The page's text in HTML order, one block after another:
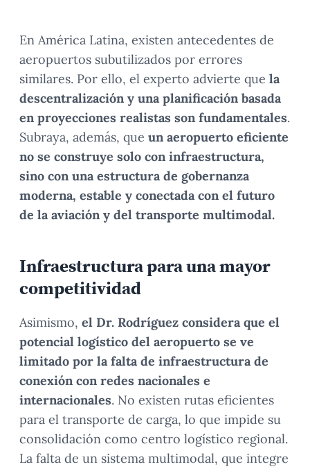
En América Latina, existen antecedentes de
aeropuertos subutilizados por errores
similares. Por ello, el experto advierte que la
descentralización y una planificación basada
en proyecciones realistas son fundamentales.
Subraya, además, que un aeropuerto eficiente
no se construye solo con infraestructura,
sino con una estructura de gobernanza
moderna, estable y conectada con el futuro
de la aviación y del transporte multimodal.
Infraestructura para una mayor
competitividad
Asimismo, el Dr. Rodríguez considera que el
potencial logístico del aeropuerto se ve
limitado por la falta de infraestructura de
conexión con redes nacionales e
internacionales. No existen rutas eficientes
para el transporte de carga, lo que impide su
consolidación como centro logístico regional.
La falta de un sistema multimodal, que integre